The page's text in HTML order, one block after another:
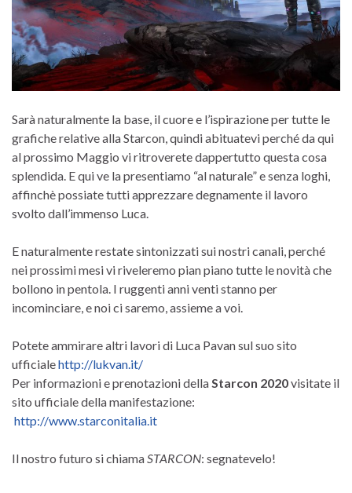
Sarà naturalmente la base, il cuore e l’ispirazione per tutte le
grafiche relative alla Starcon, quindi abituatevi perché da qui
al prossimo Maggio vi ritroverete dappertutto questa cosa
splendida. E qui ve la presentiamo “al naturale” e senza loghi,
affinchè possiate tutti apprezzare degnamente il lavoro
svolto dall’immenso Luca.
E naturalmente restate sintonizzati sui nostri canali, perché
nei prossimi mesi vi riveleremo pian piano tutte le novità che
bollono in pentola. I ruggenti anni venti stanno per
incominciare, e noi ci saremo, assieme a voi.
Potete ammirare altri lavori di Luca Pavan sul suo sito
ufficialehttp://lukvan.it/
Per informazioni e prenotazioni dellaStarcon 2020visitate il
sito ufficiale della manifestazione:
http://www.starconitalia.it
Il nostro futuro si chiamaSTARCON: segnatevelo!